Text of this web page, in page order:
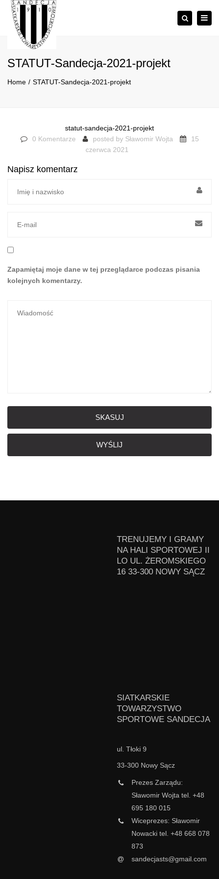
Szukaj
STATUT-Sandecja-2021-projekt
Home STATUT-Sandecja-2021-projekt
statut-sandecja-2021-projekt
0 Komentarze
posted by Sławomir Wojta
15
czerwca 2021
Napisz komentarz
Zapamiętaj moje dane w tej przeglądarce podczas pisania
kolejnych komentarzy.
SKASUJ
WYŚLIJ
TRENUJEMY I GRAMY
NA HALI SPORTOWEJ II
LO UL. ŻEROMSKIEGO
16 33-300 NOWY SĄCZ
SIATKARSKIE
TOWARZYSTWO
SPORTOWE SANDECJA
ul. Tłoki 9
33-300 Nowy Sącz
Prezes Zarządu:
Sławomir Wojta tel. +48
695 180 015
Wiceprezes: Sławomir
Nowacki tel. +48 668 078
873
sandecjasts@gmail.com